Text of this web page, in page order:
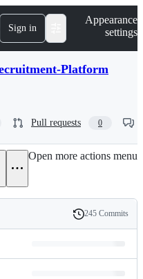
Sign in
Appearance
settings
Platform
Pull requests 0
Open more actions menu
History
245 Commits